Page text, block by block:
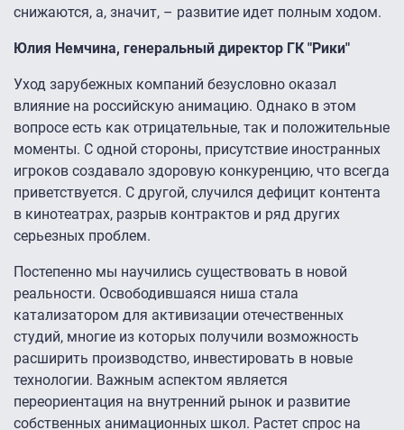
снижаются, а, значит, – развитие идет полным ходом.
Юлия Немчина, генеральный директор ГК "Рики"
Уход зарубежных компаний безусловно оказал
влияние на российскую анимацию. Однако в этом
вопросе есть как отрицательные, так и положительные
моменты. С одной стороны, присутствие иностранных
игроков создавало здоровую конкуренцию, что всегда
приветствуется. С другой, случился дефицит контента
в кинотеатрах, разрыв контрактов и ряд других
серьезных проблем.
Постепенно мы научились существовать в новой
реальности. Освободившаяся ниша стала
катализатором для активизации отечественных
студий, многие из которых получили возможность
расширить производство, инвестировать в новые
технологии. Важным аспектом является
переориентация на внутренний рынок и развитие
собственных анимационных школ. Растет спрос на